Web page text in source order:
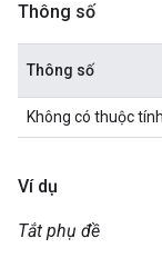
Thông số
Thông số
Không có thuộc
Ví dụ
Tắt phụ đề